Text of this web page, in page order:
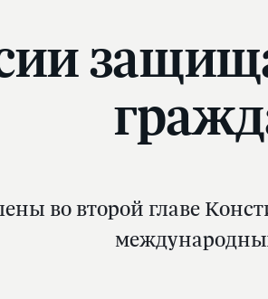
во второй главе